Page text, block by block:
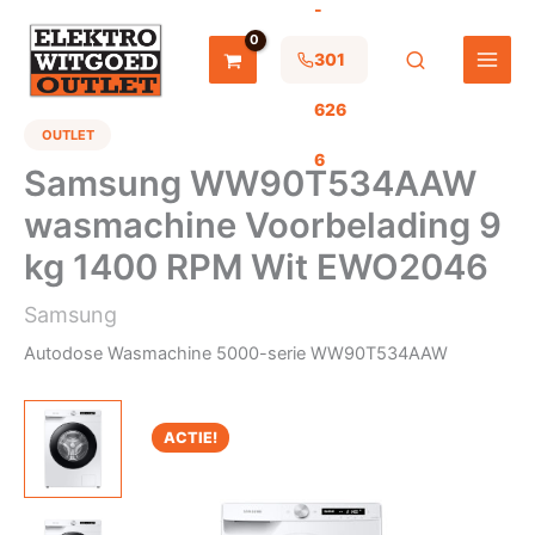
inhoud
-
301
626
6
OUTLET
Samsung WW90T534AAW
wasmachine Voorbelading 9
kg 1400 RPM Wit EWO2046
Samsung
Autodose Wasmachine 5000-serie WW90T534AAW
ACTIE!